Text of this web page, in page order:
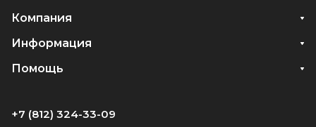
Компания
Информация
Помощь
+7 (812) 324-33-09